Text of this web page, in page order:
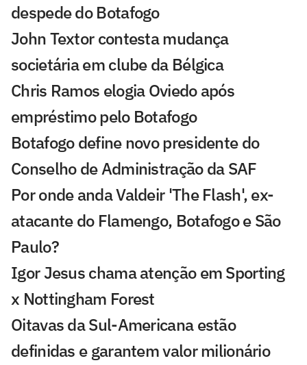
despede do Botafogo
John Textor contesta mudança
societária em clube da Bélgica
Chris Ramos elogia Oviedo após
empréstimo pelo Botafogo
Botafogo define novo presidente do
Conselho de Administração da SAF
Por onde anda Valdeir 'The Flash', ex-
atacante do Flamengo, Botafogo e São
Paulo?
Igor Jesus chama atenção em Sporting
x Nottingham Forest
Oitavas da Sul-Americana estão
definidas e garantem valor milionário